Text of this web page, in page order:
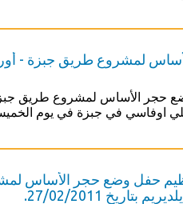
لمشروع طريق جبزة -
حجر الأساس لمشروع طريق جبزة
في يوم الخميس 28 أكتوبر 2010 بمشاركة رئيس الوزراء/ رجب طيب
حفل وضع حجر الأساس
27/02/2011.